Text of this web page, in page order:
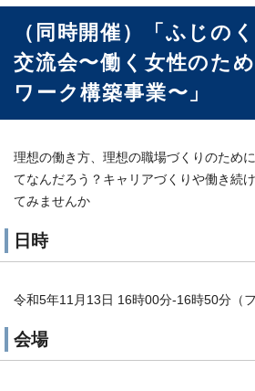
（同時開催）「ふじの
交流会〜働く女性のた
ワーク構築事業〜」
理想の働き方、理想の職場づくりのため
てなんだろう？キャリアづくりや働き続
てみませんか
日時
令和5年11月13日 16時00分-16時50分（
会場